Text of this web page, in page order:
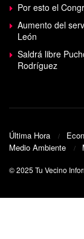
Por esto el
Aumento del
León
Saldrá libre
Rodríguez
Última Hora
Medio Ambiente
© 2025 Tu Vecino